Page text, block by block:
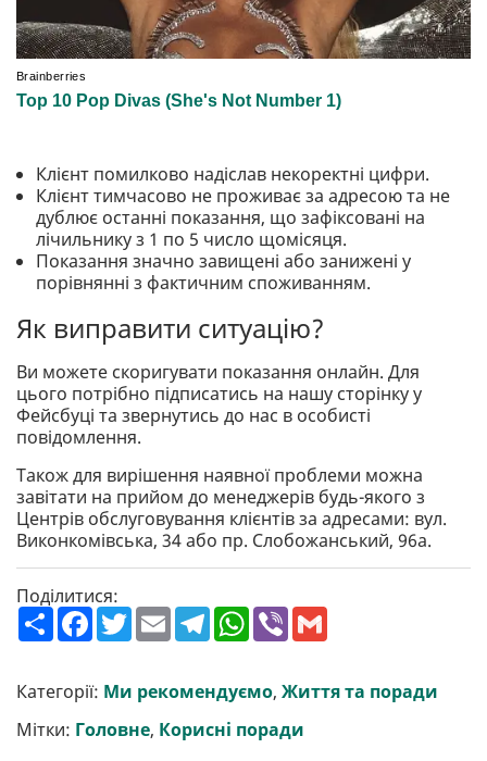
Клієнт помилково надіслав некоректні цифри.
Клієнт тимчасово не проживає за адресою та не
дублює останні показання, що зафіксовані на
лічильнику з 1 по 5 число щомісяця.
Показання значно завищені або занижені у
порівнянні з фактичним споживанням.
Як виправити ситуацію?
Ви можете скоригувати показання онлайн. Для
цього потрібно підписатись на нашу сторінку у
Фейсбуці та звернутись до нас в особисті
повідомлення.
Також для вирішення наявної проблеми можна
завітати на прийом до менеджерів будь-якого з
Центрів обслуговування клієнтів за адресами: вул.
Виконкомівська, 34 або пр. Слобожанський, 96а.
Поділитися:
П
о
р
и
т
и
F
a
b
o
o
k
T
w
e
r
E
m
l
T
e
g
r
a
m
W
h
s
A
p
p
V
r l
Категорії: Ми рекомендуємо, Життя та поради
Мітки: Головне, Корисні поради